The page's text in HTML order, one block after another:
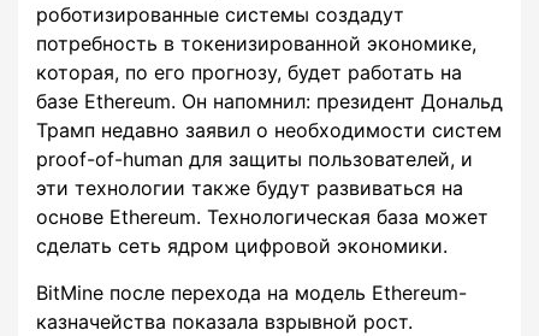
роботизированные системы создадут
потребность в токенизированной экономике,
которая, по его прогнозу, будет работать на
базе Ethereum. Он напомнил: президент Дональд
Трамп недавно заявил о необходимости систем
proof-of-human для защиты пользователей, и
эти технологии также будут развиваться на
основе Ethereum. Технологическая база может
сделать сеть ядром цифровой экономики.
BitMine после перехода на модель Ethereum-
казначейства показала взрывной рост.